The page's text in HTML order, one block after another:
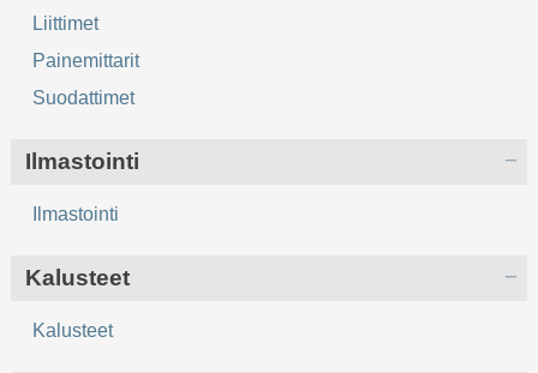
Liittimet
Painemittarit
Suodattimet
Ilmastointi
Ilmastointi
Kalusteet
Kalusteet